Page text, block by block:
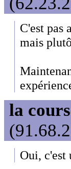
C'est pas
mais
la
Oui, c'est